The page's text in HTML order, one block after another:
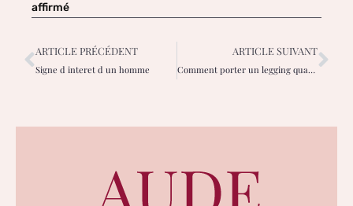
affirmé
ARTICLE PRÉCÉDENT
Signe d interet d un homme
ARTICLE SUIVANT
Comment porter un legging quand on est ronde